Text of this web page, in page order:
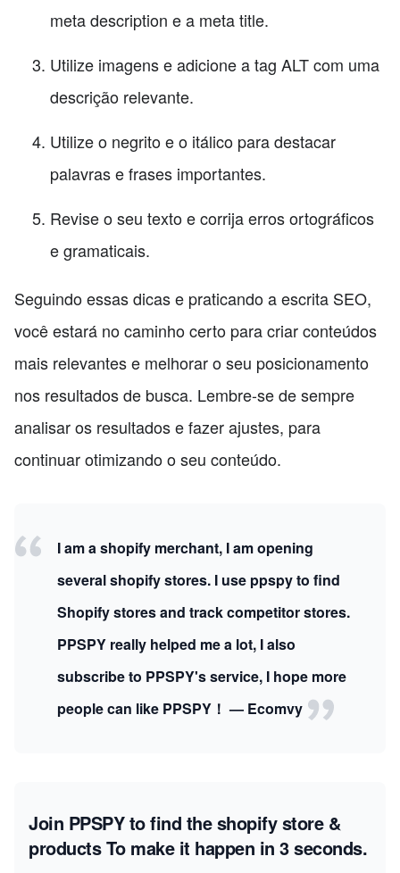
meta description e a meta title.
Utilize imagens e adicione a tag ALT com uma
descrição relevante.
Utilize o negrito e o itálico para destacar
palavras e frases importantes.
Revise o seu texto e corrija erros ortográficos
e gramaticais.
Seguindo essas dicas e praticando a escrita SEO,
você estará no caminho certo para criar conteúdos
mais relevantes e melhorar o seu posicionamento
nos resultados de busca. Lembre-se de sempre
analisar os resultados e fazer ajustes, para
continuar otimizando o seu conteúdo.
I am a shopify merchant, I am opening
several shopify stores. I use ppspy to find
Shopify stores and track competitor stores.
PPSPY really helped me a lot, I also
subscribe to PPSPY's service, I hope more
people can like PPSPY！ — Ecomvy
Join PPSPY to find the shopify store &
productsTo make it happen in 3 seconds.